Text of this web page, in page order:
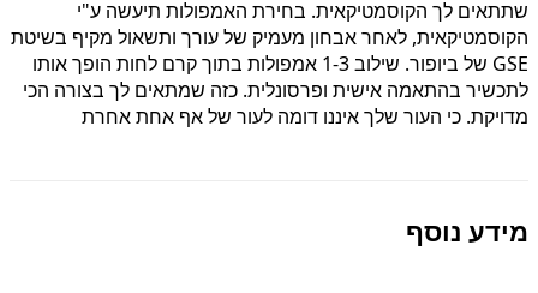
שתתאים לך הקוסמטיקאית. בחירת האמפולות תיעשה ע"י
הקוסמטיקאית, לאחר אבחון מעמיק של עורך ותשאול מקיף בשיטת
GSE של ביופור. שילוב 1-3 אמפולות בתוך קרם לחות הופך אותו
לתכשיר בהתאמה אישית ופרסונלית. כזה שמתאים לך בצורה הכי
מדויקת. כי העור שלך איננו דומה לעור של אף אחת אחרת
מידע נוסף